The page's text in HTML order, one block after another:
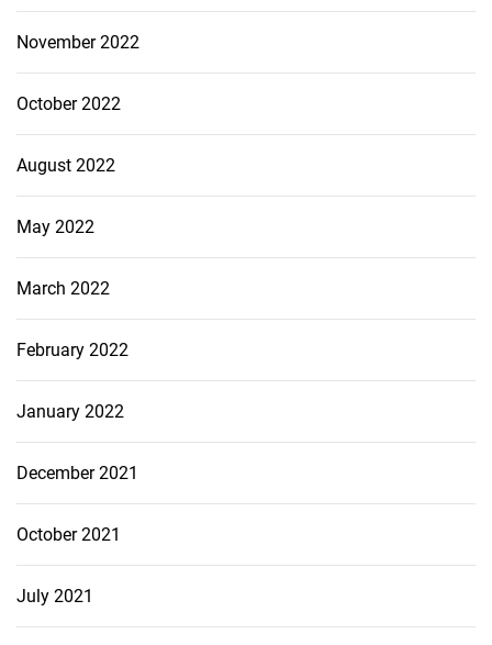
November 2022
October 2022
August 2022
May 2022
March 2022
February 2022
January 2022
December 2021
October 2021
July 2021